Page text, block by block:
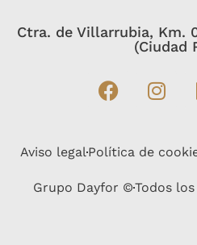
Ctra. de Villarrubia, Km.
(Ciudad
Aviso legalPolítica de
Grupo Dayfor ©Todos